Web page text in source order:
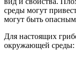
среды могут
могут быть
Для настоящих
окружающей среды: